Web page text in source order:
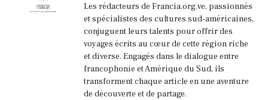
Les rédacteurs de Francia.org.ve, passionnés
et spécialistes des cultures sud-américaines,
conjuguent leurs talents pour offrir des
voyages écrits au cœur de cette région riche
et diverse. Engagés dans le dialogue entre
francophonie et Amérique du Sud, ils
transforment chaque article en une aventure
de découverte et de partage.